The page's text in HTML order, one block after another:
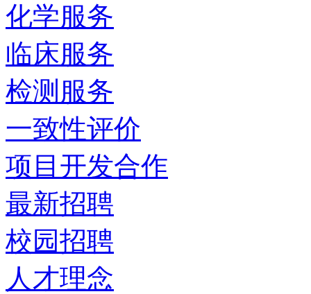
化学服务
临床服务
检测服务
一致性评价
项目开发合作
最新招聘
校园招聘
人才理念